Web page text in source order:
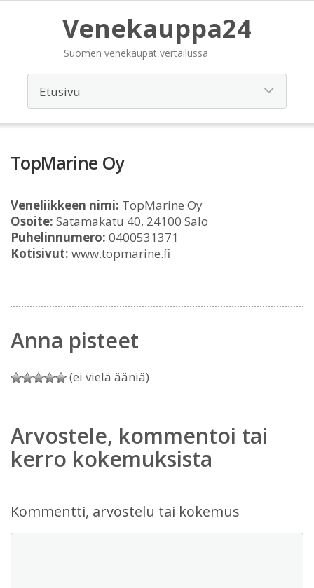
Venekauppa24
Suomen venekaupat vertailussa
TopMarine Oy
Veneliikkeen nimi: TopMarine Oy
Osoite: Satamakatu 40, 24100 Salo
Puhelinnumero: 0400531371
Kotisivut: www.topmarine.fi
Anna pisteet
(ei vielä ääniä)
Arvostele, kommentoi tai
kerro kokemuksista
Kommentti, arvostelu tai kokemus